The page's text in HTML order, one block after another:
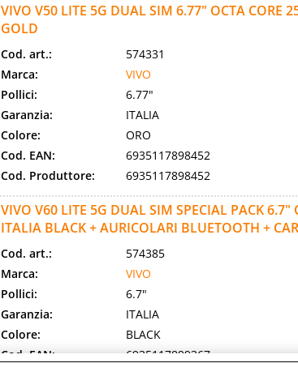
VIVO V50 LITE 5G DUAL SIM 6.77" OCTA CORE
GOLD
Cod. art.:
574331
Marca:
VIVO
Pollici:
6.77"
Garanzia:
ITALIA
Colore:
ORO
Cod. EAN:
6935117898452
Cod. Produttore:
6935117898452
VIVO V60 LITE 5G DUAL SIM SPECIAL PACK 6.7"
ITALIA BLACK + AURICOLARI BLUETOOTH +
Cod. art.:
574385
Marca:
VIVO
Pollici:
6.7"
Garanzia:
ITALIA
Colore:
BLACK
Cod. EAN:
6935117899367